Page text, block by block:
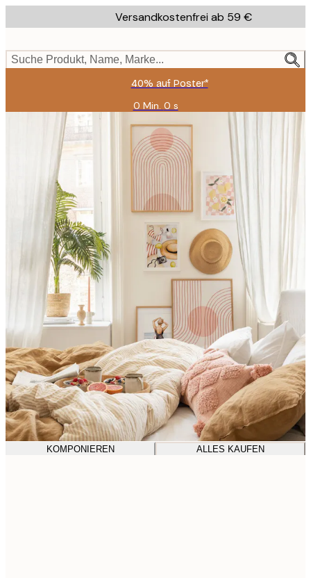
to
content.
Versandkostenfrei ab 59 €
Suche Produkt, Name, Marke...
40% auf Poster*
0 Min. 0 s
Gültig
bis:
2026-
08-
09
KOMPONIEREN ALLES KAUFEN